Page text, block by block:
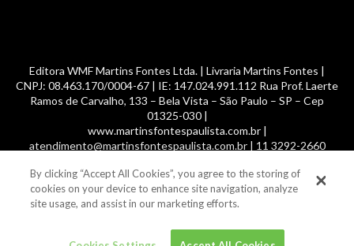
Editora WMF Martins Fontes Ltda. | Livraria Martins Fontes |
CNPJ: 08.463.170/0004-67 | IE: 147.024.991.112 Rua Prof. Laerte
Ramos de Carvalho, 133 – Bela Vista – São Paulo – SP – Cep
01325-030 |
www.martinsfontespaulista.com.br |
atendimento@martinsfontespaulista.com.br | 11 3292-2660
© 2014 -2026, MartinsFontes livros nacionais e importados,
com mais de 700 mil títulos. Todos os direitos reservados.
By clicking “Accept All Cookies”, you agree to the storing of
cookies on your device to enhance site navigation, analyze
site usage, and assist in our marketing efforts.